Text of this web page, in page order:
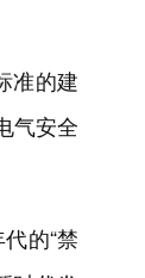
准的建
气安全
的“禁